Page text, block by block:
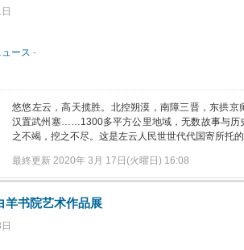
ュース -
悠悠左云，高天揽胜。北控朔漠，南障三晋，东拱
汉置武州塞……1300多平方公里地域，无数故事与历
之不竭，挖之不尽。这是左云人民世世代代国寄所托
最終更新 2020年 3月 17日(火曜日) 16:08
羊书院艺术作品展